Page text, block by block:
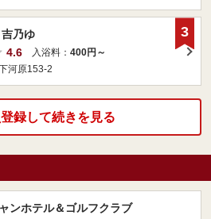
乃ゆ
4.6
入浴料： 400円～
河原153-2
3
録して続きを見る
ンホテル＆ゴルフクラブ